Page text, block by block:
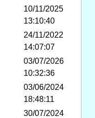
10/11/2025
13:10:40
24/11/2022
14:07:07
03/07/2026
10:32:36
03/06/2024
18:48:11
30/07/2024